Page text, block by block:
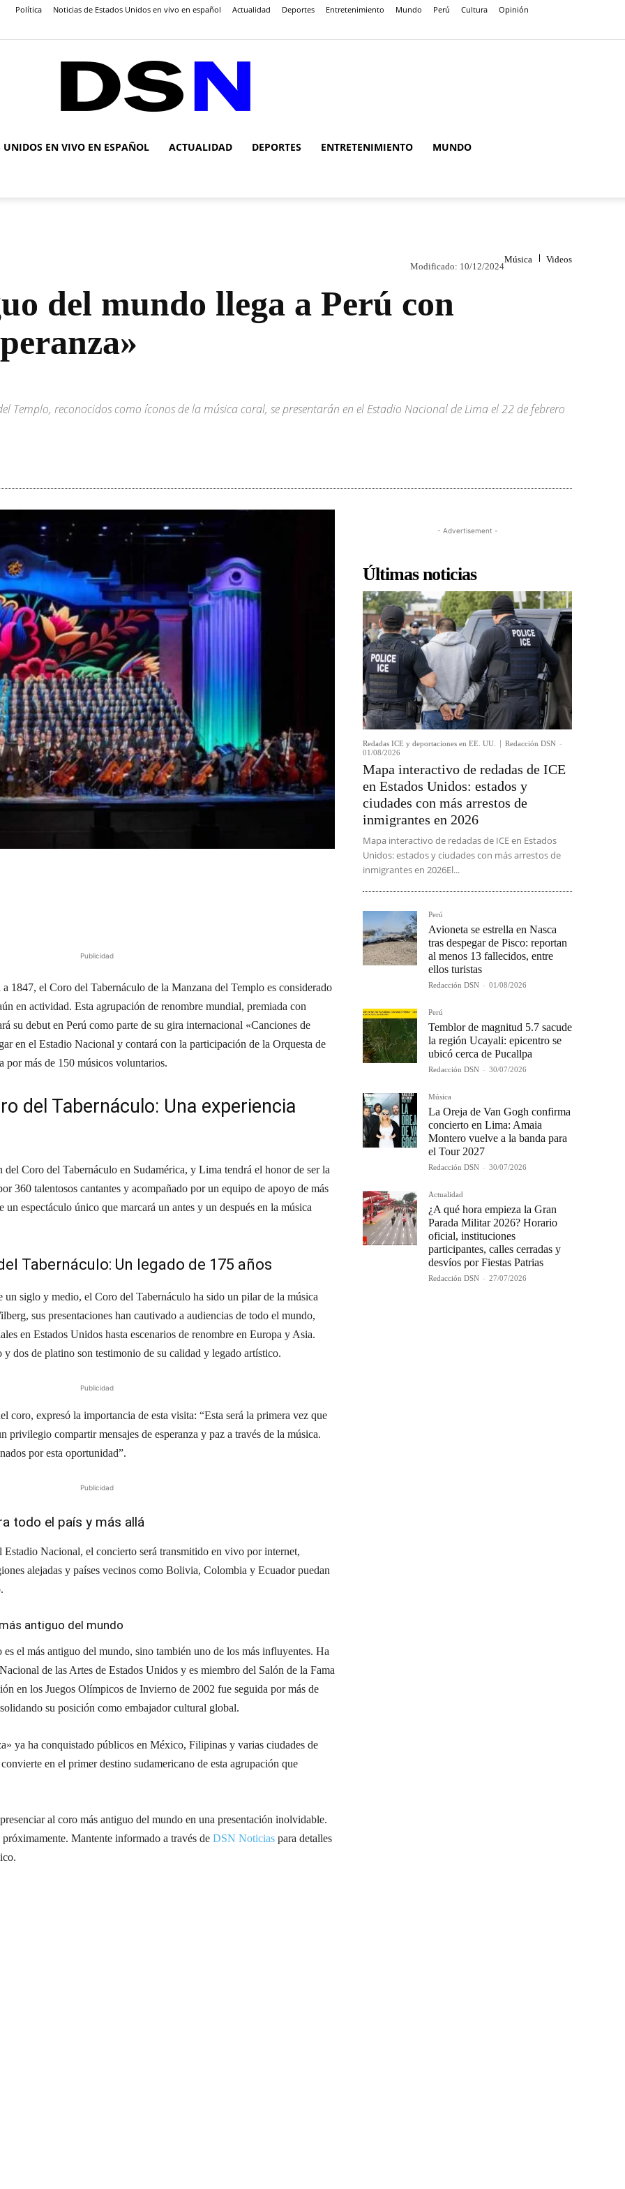
Política Noticias de Estados Unidos en vivo en español Actualidad Deportes Entretenimiento Mundo Perú Cultura Opinión
UNIDOS EN VIVO EN ESPAÑOL ACTUALIDAD DEPORTES ENTRETENIMIENTO MUNDO
Música Videos
Modificado: 10/12/2024
del mundo llega a Perú con
Templo, reconocidos como íconos de la música coral, se presentarán en el Estadio Nacional de Lima el 22 de febrero
Publicidad
1847, el Coro del Tabernáculo de la Manzana del Templo es considerado
en actividad. Esta agrupación de renombre mundial, premiada con
su debut en Perú como parte de su gira internacional «Canciones de
en el Estadio Nacional y contará con la participación de la Orquesta de
por más de 150 músicos voluntarios.
del Tabernáculo: Una experiencia
del Coro del Tabernáculo en Sudamérica, y Lima tendrá el honor de ser la
360 talentosos cantantes y acompañado por un equipo de apoyo de más
un espectáculo único que marcará un antes y un después en la música
Tabernáculo: Un legado de 175 años
un siglo y medio, el Coro del Tabernáculo ha sido un pilar de la música
sus presentaciones han cautivado a audiencias de todo el mundo,
en Estados Unidos hasta escenarios de renombre en Europa y Asia.
y dos de platino son testimonio de su calidad y legado artístico.
Publicidad
coro, expresó la importancia de esta visita: “Esta será la primera vez que
privilegio compartir mensajes de esperanza y paz a través de la música.
por esta oportunidad”.
Publicidad
todo el país y más allá
Estadio Nacional, el concierto será transmitido en vivo por internet,
alejadas y países vecinos como Bolivia, Colombia y Ecuador puedan
antiguo del mundo
el más antiguo del mundo, sino también uno de los más influyentes. Ha
de las Artes de Estados Unidos y es miembro del Salón de la Fama
en los Juegos Olímpicos de Invierno de 2002 fue seguida por más de
su posición como embajador cultural global.
ya ha conquistado públicos en México, Filipinas y varias ciudades de
en el primer destino sudamericano de esta agrupación que
al coro más antiguo del mundo en una presentación inolvidable.
Mantente informado a través de DSN Noticias para detalles
- Advertisement -
Últimas noticias
Redadas ICE y deportaciones en EE. UU. Redacción DSN -
01/08/2026
Mapa interactivo de redadas de ICE
en Estados Unidos: estados y
ciudades con más arrestos de
inmigrantes en 2026
Mapa interactivo de redadas de ICE en Estados
Unidos: estados y ciudades con más arrestos de
inmigrantes en 2026El...
Perú
Avioneta se estrella en Nasca
tras despegar de Pisco: reportan
al menos 13 fallecidos, entre
ellos turistas
Redacción DSN - 01/08/2026
Perú
Temblor de magnitud 5.7 sacude
la región Ucayali: epicentro se
ubicó cerca de Pucallpa
Redacción DSN - 30/07/2026
Música
La Oreja de Van Gogh confirma
concierto en Lima: Amaia
Montero vuelve a la banda para
el Tour 2027
Redacción DSN - 30/07/2026
Actualidad
¿A qué hora empieza la Gran
Parada Militar 2026? Horario
oficial, instituciones
participantes, calles cerradas y
desvíos por Fiestas Patrias
Redacción DSN - 27/07/2026